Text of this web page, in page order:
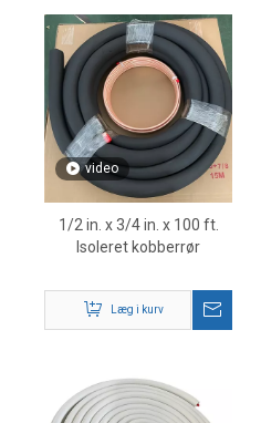
video
1/2 in. x 3/4 in. x 100 ft.
Isoleret kobberrør
Læg i kurv